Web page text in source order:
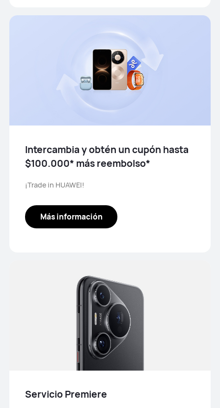
Intercambia y obtén un cupón hasta
$100.000* más reembolso*
¡Trade in HUAWEI!
Más información
Servicio Premiere